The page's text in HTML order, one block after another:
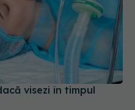
visezi în timpul